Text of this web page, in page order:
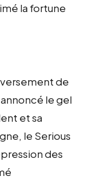
la fortune
de
le gel
et sa
le Serious
des